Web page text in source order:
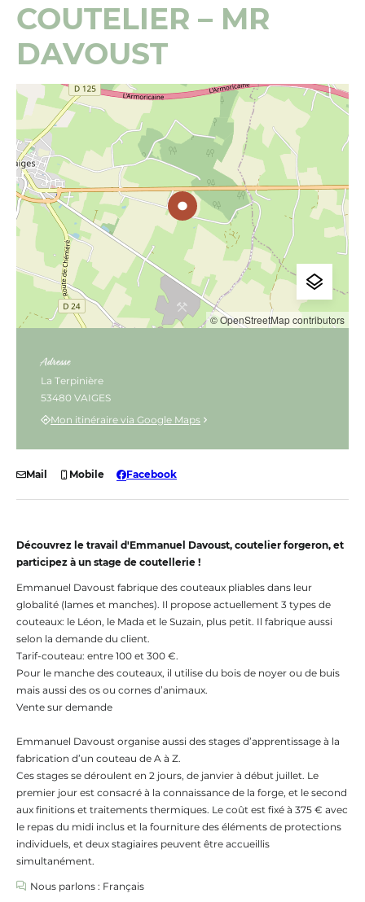
COUTELIER – MR
DAVOUST
Découvrez le travail d'Emmanuel Davoust, coutelier forgeron, et
participez à un stage de coutellerie !
Emmanuel Davoust fabrique des couteaux pliables dans leur
globalité (lames et manches). Il propose actuellement 3 types de
couteaux: le Léon, le Mada et le Suzain, plus petit. Il fabrique aussi
selon la demande du client.
Tarif-couteau: entre 100 et 300 €.
Pour le manche des couteaux, il utilise du bois de noyer ou de buis
mais aussi des os ou cornes d’animaux.
Vente sur demande
Emmanuel Davoust organise aussi des stages d’apprentissage à la
fabrication d’un couteau de A à Z.
Ces stages se déroulent en 2 jours, de janvier à début juillet. Le
premier jour est consacré à la connaissance de la forge, et le second
aux finitions et traitements thermiques. Le coût est fixé à 375 € avec
le repas du midi inclus et la fourniture des éléments de protections
individuels, et deux stagiaires peuvent être accueillis
simultanément.
Nous parlons : Français
© OpenStreetMap contributors
Adresse
La Terpinière
53480 VAIGES
Mon itinéraire via Google Maps
Mail Mobile Facebook